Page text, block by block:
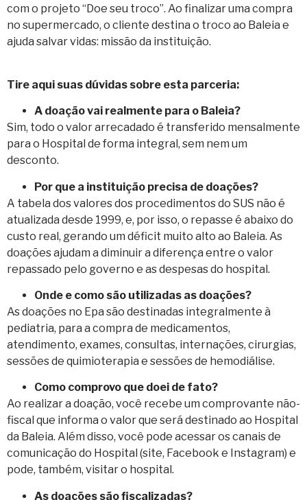
com o projeto “Doe seu troco”. Ao finalizar uma compra
no supermercado, o cliente destina o troco ao Baleia e
ajuda salvar vidas: missão da instituição.
Tire aqui suas dúvidas sobre esta parceria:
A doação vai realmente para o Baleia?
Sim, todo o valor arrecadado é transferido mensalmente
para o Hospital de forma integral, sem nem um
desconto.
Por que a instituição precisa de doações?
A tabela dos valores dos procedimentos do SUS não é
atualizada desde 1999, e, por isso, o repasse é abaixo do
custo real, gerando um déficit muito alto ao Baleia. As
doações ajudam a diminuir a diferença entre o valor
repassado pelo governo e as despesas do hospital.
Onde e como são utilizadas as doações?
As doações no Epa são destinadas integralmente à
pediatria, para a compra de medicamentos,
atendimento, exames, consultas, internações, cirurgias,
sessões de quimioterapia e sessões de hemodiálise.
Como comprovo que doei de fato?
Ao realizar a doação, você recebe um comprovante não-
fiscal que informa o valor que será destinado ao Hospital
da Baleia. Além disso, você pode acessar os canais de
comunicação do Hospital (site, Facebook e Instagram) e
pode, também, visitar o hospital.
As doações são fiscalizadas?